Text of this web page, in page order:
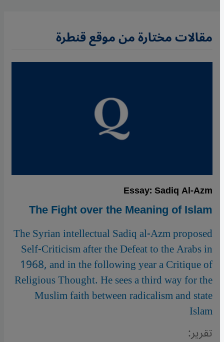
مقالات مختارة من موقع قنطرة
Essay: Sadiq Al-Azm
The Fight over the Meaning of Islam
The Syrian intellectual Sadiq al-Azm proposed
Self-Criticism after the Defeat to the Arabs in
1968, and in the following year a Critique of
Religious Thought. He sees a third way for the
Muslim faith between radicalism and state
Islam
تقرير: